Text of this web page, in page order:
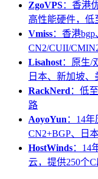
ZgoVPS：香港
高性能硬件，低
Vmiss：香港
CN2/CUII/
Lisahost：原生/
日本、新加坡、
RackNerd ：低
路
AoyoYun ：14
CN2+BGP、日
HostWinds：14
云，提供250个